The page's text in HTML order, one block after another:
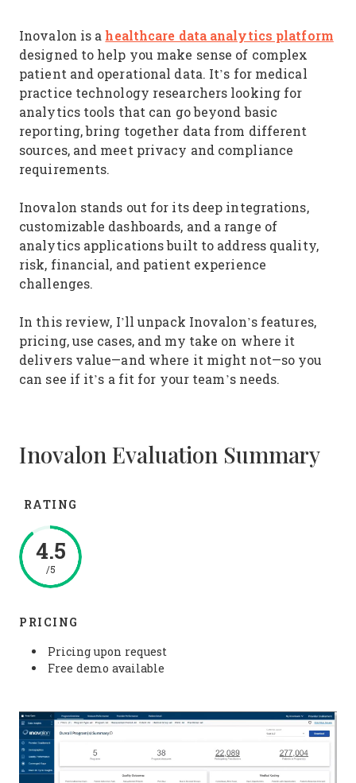
Inovalon is a healthcare data analytics platform
designed to help you make sense of complex
patient and operational data. It’s for medical
practice technology researchers looking for
analytics tools that can go beyond basic
reporting, bring together data from different
sources, and meet privacy and compliance
requirements.
Inovalon stands out for its deep integrations,
customizable dashboards, and a range of
analytics applications built to address quality,
risk, financial, and patient experience
challenges.
In this review, I’ll unpack Inovalon’s features,
pricing, use cases, and my take on where it
delivers value—and where it might not—so you
can see if it’s a fit for your team’s needs.
Inovalon Evaluation Summary
RATING
4.5
/5
PRICING
Pricing upon request
Free demo available